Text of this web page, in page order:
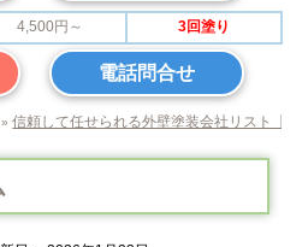
4,500円～ 3回塗り
電話問合せ
»信頼して任せられる外壁塗装会社リスト【東